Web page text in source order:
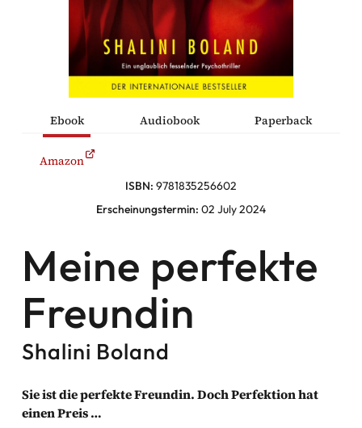
Facebook
Instagram
Komödien
Ebook Audiobook Paperback
Amazon
ISBN: 9781835256602
Erscheinungstermin: 02 July 2024
Meine perfekte
Freundin
Shalini Boland
Sie ist die perfekte Freundin. Doch Perfektion hat
einen Preis …